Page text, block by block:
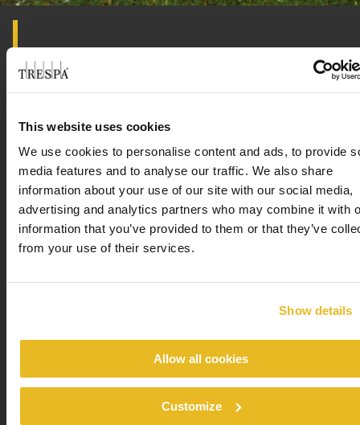
This website uses cookies
We use cookies to personalise content and ads, to provide
media features and to analyse our traffic. We also share
information about your use of our site with our social media,
advertising and analytics partners who may combine it with
information that you’ve provided to them or that they’ve
from your use of their services.
Show details
Allow all cookies
Customize
Développement durable : les
mérites de la pérennité
Pour Michael Ollegott, chef des ventes régional
chez Trespa Allemagne, le potentiel esthétique
des parements Trespa ®Meteon ®n’est plus à
démontrer, et s’accompagne de qualités
mécaniques particulièrement avantageuses : ≪
Nos parements de façade sont réalisés en
stratifie compact. Ce matériau très dense résiste
beaucoup l’entretien : même le nettoyage des
prédestinent les parements à l’habillage des
immeubles collectifs : les chocs dus notamment
sans ménagement a la façade sont sans effet sur